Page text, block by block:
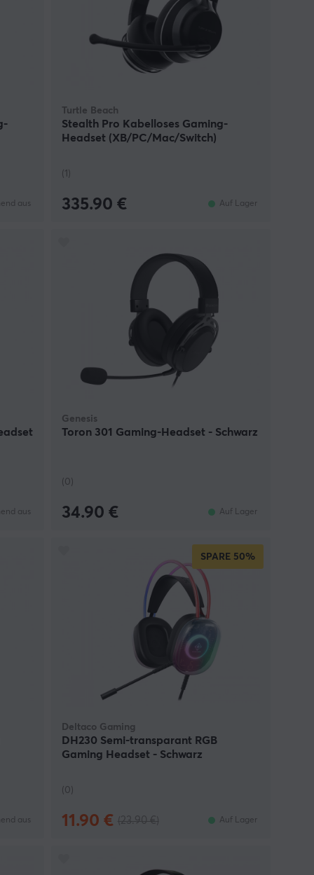
aus
Turtle Beach
Stealth Pro Kabelloses Gaming-
Headset (XB/PC/Mac/Switch)
(1)
335.90 € Auf Lager
aus
Genesis
Toron 301 Gaming-Headset - Schwarz
(0)
34.90 € Auf Lager
aus
SPARE 50%
Deltaco Gaming
DH230 Semi-transparant RGB
Gaming Headset - Schwarz
(0)
11.90 € Auf Lager